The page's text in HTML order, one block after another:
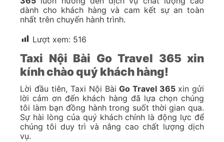
dành cho khách hàng và cam kết sự an toàn
nhất trên chuyến hành trình.
Lượt xem: 516
Taxi Nội Bài Go Travel 365 xin
kính chào quý khách hàng!
Lời đầu tiên, Taxi Nội BàiGo Travel 365 xin gửi
lời cảm ơn đến khách hàng đã lựa chọn chúng
tôi làm bạn đồng hành trong suốt thời gian qua.
Sự hài lòng của quý khách chính là động lực để
chúng tôi duy trì và nâng cao chất lượng dịch
vụ.